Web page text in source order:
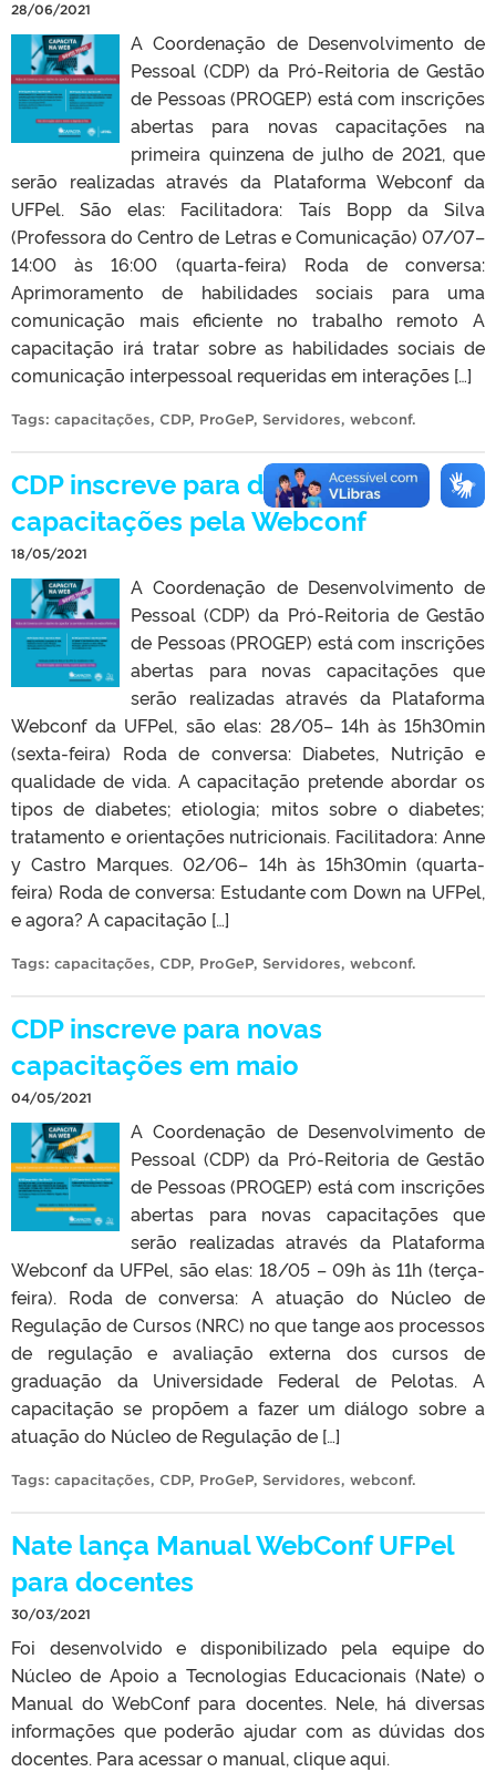
28/06/2021
A Coordenação de Desenvolvimento de
Pessoal (CDP) da Pró-Reitoria de Gestão
de Pessoas (PROGEP) está com inscrições
abertas para novas capacitações na
primeira quinzena de julho de 2021, que
serão realizadas através da Plataforma Webconf da
UFPel. São elas: Facilitadora: Taís Bopp da Silva
(Professora do Centro de Letras e Comunicação) 07/07–
14:00 às 16:00 (quarta-feira) Roda de conversa:
Aprimoramento de habilidades sociais para uma
comunicação mais eficiente no trabalho remoto A
capacitação irá tratar sobre as habilidades sociais de
comunicação interpessoal requeridas em interações […]
Tags: capacitações, CDP, ProGeP, Servidores, webconf.
CDP inscreve para duas novas
capacitações pela Webconf
18/05/2021
A Coordenação de Desenvolvimento de
Pessoal (CDP) da Pró-Reitoria de Gestão
de Pessoas (PROGEP) está com inscrições
abertas para novas capacitações que
serão realizadas através da Plataforma
Webconf da UFPel, são elas: 28/05– 14h às 15h30min
(sexta-feira) Roda de conversa: Diabetes, Nutrição e
qualidade de vida. A capacitação pretende abordar os
tipos de diabetes; etiologia; mitos sobre o diabetes;
tratamento e orientações nutricionais. Facilitadora: Anne
y Castro Marques. 02/06– 14h às 15h30min (quarta-
feira) Roda de conversa: Estudante com Down na UFPel,
e agora? A capacitação […]
Tags: capacitações, CDP, ProGeP, Servidores, webconf.
CDP inscreve para novas
capacitações em maio
04/05/2021
A Coordenação de Desenvolvimento de
Pessoal (CDP) da Pró-Reitoria de Gestão
de Pessoas (PROGEP) está com inscrições
abertas para novas capacitações que
serão realizadas através da Plataforma
Webconf da UFPel, são elas: 18/05 – 09h às 11h (terça-
feira). Roda de conversa: A atuação do Núcleo de
Regulação de Cursos (NRC) no que tange aos processos
de regulação e avaliação externa dos cursos de
graduação da Universidade Federal de Pelotas. A
capacitação se propõem a fazer um diálogo sobre a
atuação do Núcleo de Regulação de […]
Tags: capacitações, CDP, ProGeP, Servidores, webconf.
Nate lança Manual WebConf UFPel
para docentes
30/03/2021
Foi desenvolvido e disponibilizado pela equipe do
Núcleo de Apoio a Tecnologias Educacionais (Nate) o
Manual do WebConf para docentes. Nele, há diversas
informações que poderão ajudar com as dúvidas dos
docentes. Para acessar o manual, clique aqui.